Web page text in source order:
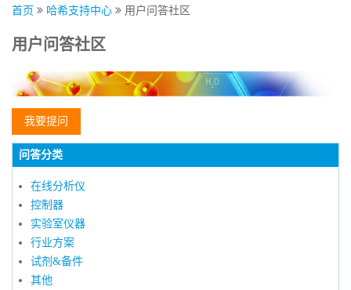
首页 哈希支持中心 用户问答社区
用户问答社区
我要提问
问答分类
在线分析仪
控制器
实验室仪器
行业方案
试剂&备件
其他